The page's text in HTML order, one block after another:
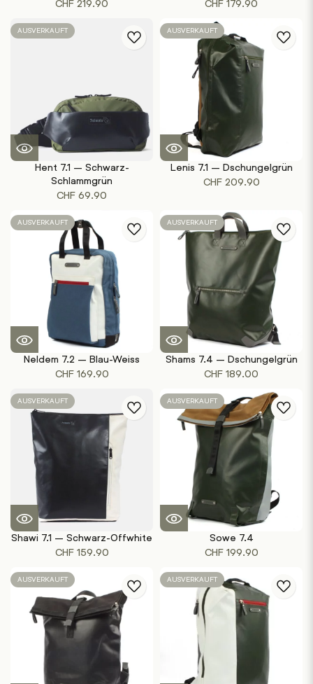
CHF 219.90 CHF 179.90
AUSVERKAUFT
Hent 7.1 – Schwarz-
Schlammgrün
CHF 69.90
AUSVERKAUFT
Lenis 7.1 – Dschungelgrün
CHF209.90
AUSVERKAUFT
Neldem 7.2 – Blau-Weiss
CHF169.90
AUSVERKAUFT
Shams 7.4 – Dschungelgrün
CHF 189.00
AUSVERKAUFT
Shawi 7.1 – Schwarz-Offwhite
CHF159.90
AUSVERKAUFT
Sowe 7.4
CHF199.90
AUSVERKAUFT AUSVERKAUFT